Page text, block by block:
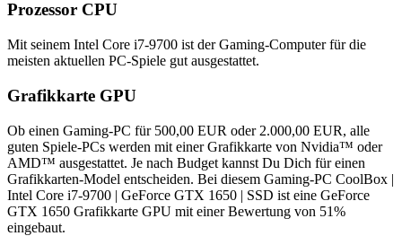
Prozessor CPU
Mit seinem Intel Core i7-9700 ist der Gaming-Computer für die
meisten aktuellen PC-Spiele gut ausgestattet.
Grafikkarte GPU
Ob einen Gaming-PC für 500,00 EUR oder 2.000,00 EUR, alle
guten Spiele-PCs werden mit einer Grafikkarte von Nvidia™ oder
AMD™ ausgestattet. Je nach Budget kannst Du Dich für einen
Grafikkarten-Model entscheiden. Bei diesem Gaming-PC CoolBox |
Intel Core i7-9700 | GeForce GTX 1650 | SSD ist eine GeForce
GTX 1650 Grafikkarte GPU mit einer Bewertung von 51%
eingebaut.